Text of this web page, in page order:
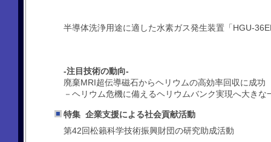
半導体洗浄用途に適した水素ガス発生装置「HGU-
-注目技術の動向-
廃棄MRI超伝導磁石からヘリウムの高効率回収に成功
－ヘリウム危機に備えるヘリウムバンク実現へ大きな
特集 企業支援による社会貢献活動
第42回松籟科学技術振興財団の研究助成活動